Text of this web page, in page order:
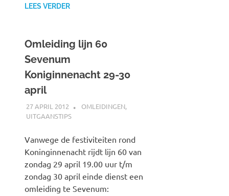
LEES VERDER
Omleiding lijn 60
Sevenum
Koniginnenacht 29-30
april
27 APRIL 2012 JOHAN
OMLEIDINGEN,
UITGAANSTIPS
Vanwege de festiviteiten rond
Koninginnenacht rijdt lijn 60 van
zondag 29 april 19.00 uur t/m
zondag 30 april einde dienst een
omleiding te Sevenum: